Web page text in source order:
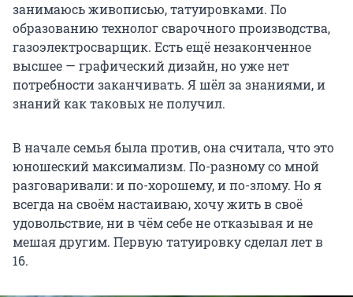
занимаюсь живописью, татуировками. По
образованию технолог сварочного производства,
газоэлектросварщик. Есть ещё незаконченное
высшее — графический дизайн, но уже нет
потребности заканчивать. Я шёл за знаниями, и
знаний как таковых не получил.
В начале семья была против, она считала, что это
юношеский максимализм. По-разному со мной
разговаривали: и по-хорошему, и по-злому. Но я
всегда на своём настаиваю, хочу жить в своё
удовольствие, ни в чём себе не отказывая и не
мешая другим. Первую татуировку сделал лет в
16.